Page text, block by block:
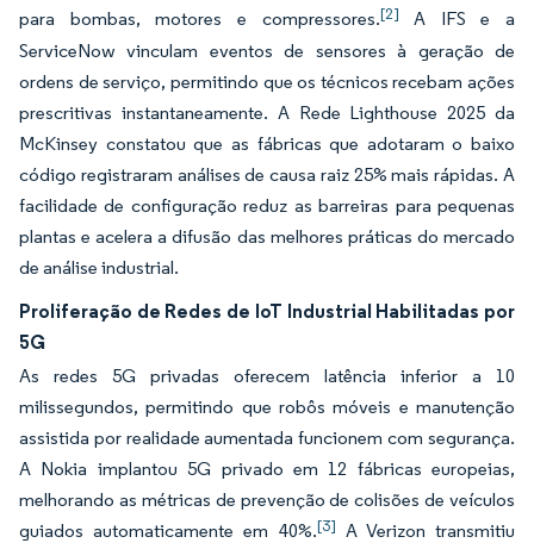
para bombas, motores e compressores.[2] A IFS e a
ServiceNow vinculam eventos de sensores à geração de
ordens de serviço, permitindo que os técnicos recebam ações
prescritivas instantaneamente. A Rede Lighthouse 2025 da
McKinsey constatou que as fábricas que adotaram o baixo
código registraram análises de causa raiz 25% mais rápidas. A
facilidade de configuração reduz as barreiras para pequenas
plantas e acelera a difusão das melhores práticas do mercado
de análise industrial.
Proliferação de Redes de IoT Industrial Habilitadas por
5G
As redes 5G privadas oferecem latência inferior a 10
milissegundos, permitindo que robôs móveis e manutenção
assistida por realidade aumentada funcionem com segurança.
A Nokia implantou 5G privado em 12 fábricas europeias,
melhorando as métricas de prevenção de colisões de veículos
guiados automaticamente em 40%.[3] A Verizon transmitiu